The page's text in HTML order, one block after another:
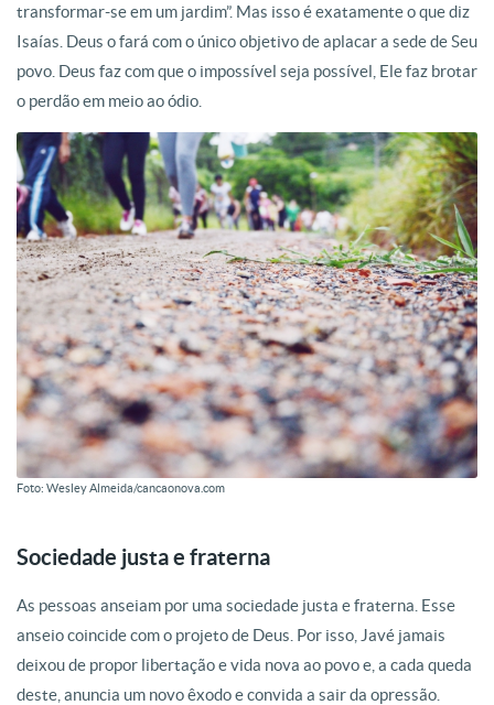
transformar-se em um jardim”. Mas isso é exatamente o que diz
Isaías. Deus o fará com o único objetivo de aplacar a sede de Seu
povo. Deus faz com que o impossível seja possível, Ele faz brotar
o perdão em meio ao ódio.
Foto: Wesley Almeida/cancaonova.com
Sociedade justa e fraterna
As pessoas anseiam por uma sociedade justa e fraterna. Esse
anseio coincide com o projeto de Deus. Por isso, Javé jamais
deixou de propor libertação e vida nova ao povo e, a cada queda
deste, anuncia um novo êxodo e convida a sair da opressão.